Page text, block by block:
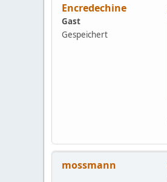
Encredechine
Gast
Gespeichert
mossmann